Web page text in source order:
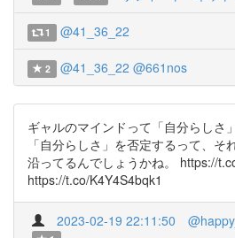
1 @41_36_22
2 @41_36_22 @661nos
ギャルのマインドって「自分らしさ
「自分らしさ」を否定するって、そ
沿ってるんでしょうかね。 https://
https://t.co/K4Y4S4bqk1
2023-02-19 22:11:50